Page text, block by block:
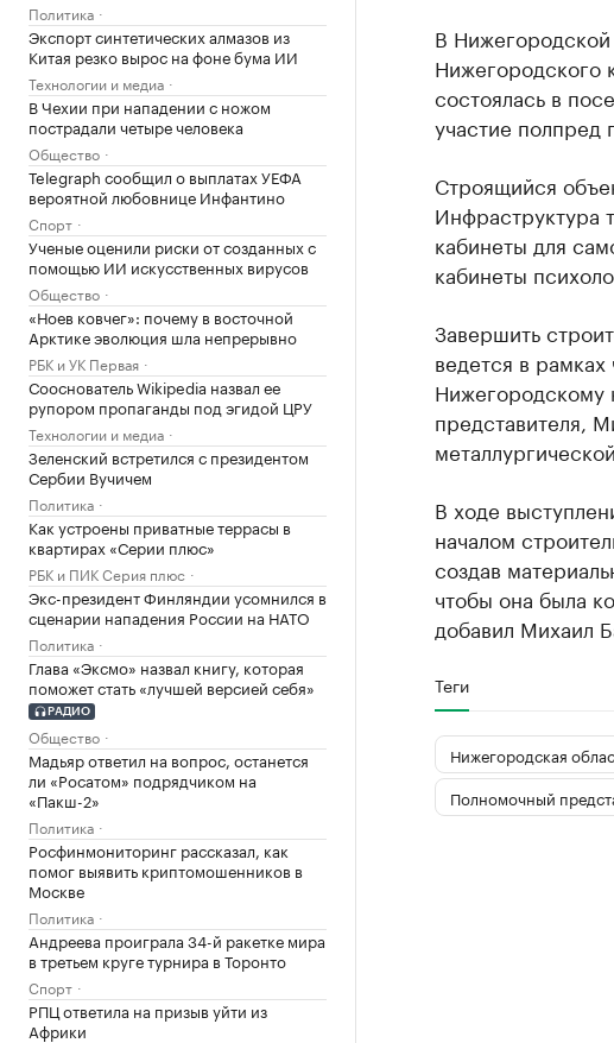
Политика
Экспорт синтетических алмазов из
Китая резко вырос на фоне бума ИИ
Технологии и медиа
В Чехии при нападении с ножом
пострадали четыре человека
Общество
Telegraph сообщил о выплатах УЕФА
вероятной любовнице Инфантино
Спорт
Ученые оценили риски от созданных с
помощью ИИ искусственных вирусов
Общество
«Ноев ковчег»: почему в восточной
Арктике эволюция шла непрерывно
РБК и УК Первая
Сооснователь Wikipedia назвал ее
рупором пропаганды под эгидой ЦРУ
Технологии и медиа
Зеленский встретился с президентом
Сербии Вучичем
Политика
Как устроены приватные террасы в
квартирах «Серии плюс»
РБК и ПИК Серия плюс
Экс-президент Финляндии усомнился в
сценарии нападения России на НАТО
Политика
Глава «Эксмо» назвал книгу, которая
поможет стать «лучшей версией себя»
РАДИО
Общество
Мадьяр ответил на вопрос, останется
ли «Росатом» подрядчиком на
«Пакш-2»
Политика
Росфинмониторинг рассказал, как
помог выявить криптомошенников в
Москве
Политика
Андреева проиграла 34-й ракетке мира
в третьем круге турнира в Торонто
Спорт
РПЦ ответила на призыв уйти из
Африки
В Нижегородской
Нижегородского
состоялась в
участие
Строящийся
Инфраструктура
кабинеты для
кабинеты
Завершить
ведется в
Нижегородскому
представителя,
В ходе
началом
создав
чтобы она была
добавил Михаил
Теги
Нижегородская
Полномочный